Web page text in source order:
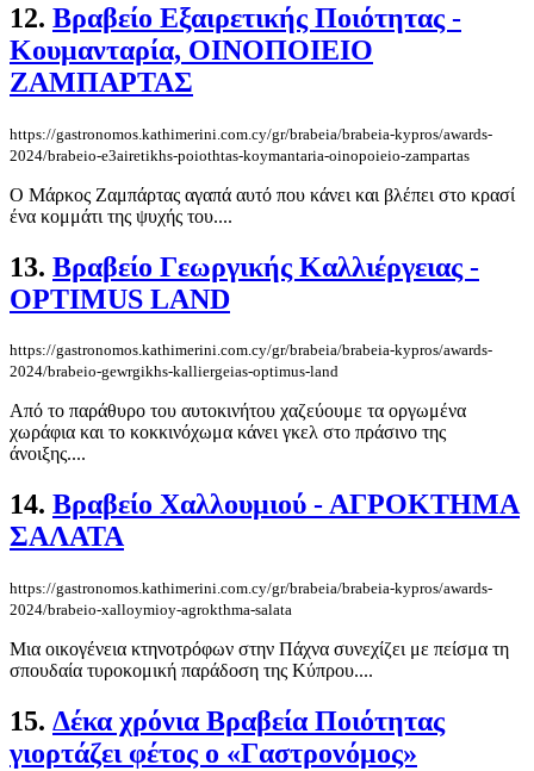
12. Βραβείο Εξαιρετικής Ποιότητας -
Κουμανταρία, ΟΙΝΟΠΟΙΕΙΟ
ΖΑΜΠΑΡΤΑΣ
https://gastronomos.kathimerini.com.cy/gr/brabeia/brabeia-kypros/awards-
2024/brabeio-e3airetikhs-poiothtas-koymantaria-oinopoieio-zampartas
Ο Μάρκος Ζαμπάρτας αγαπά αυτό που κάνει και βλέπει στο κρασί
ένα κομμάτι της ψυχής του....
13. Βραβείο Γεωργικής Καλλιέργειας -
OPTIMUS LAND
https://gastronomos.kathimerini.com.cy/gr/brabeia/brabeia-kypros/awards-
2024/brabeio-gewrgikhs-kalliergeias-optimus-land
Από το παράθυρο του αυτοκινήτου χαζεύουμε τα οργωμένα
χωράφια και το κοκκινόχωμα κάνει γκελ στο πράσινο της
άνοιξης....
14. Βραβείο Χαλλουμιού - ΑΓΡΟΚΤΗΜΑ
ΣΑΛΑΤΑ
https://gastronomos.kathimerini.com.cy/gr/brabeia/brabeia-kypros/awards-
2024/brabeio-xalloymioy-agrokthma-salata
Μια οικογένεια κτηνοτρόφων στην Πάχνα συνεχίζει με πείσμα τη
σπουδαία τυροκομική παράδοση της Κύπρου....
15. Δέκα χρόνια Βραβεία Ποιότητας
γιορτάζει φέτος ο «Γαστρονόμος»